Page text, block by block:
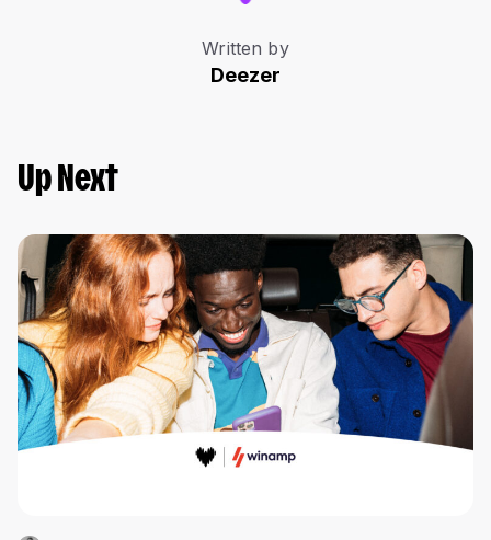
Written by
Deezer
Up Next